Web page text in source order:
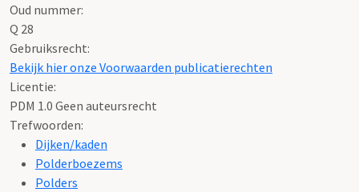
Oud nummer:
Q 28
Gebruiksrecht:
Bekijk hier onze Voorwaarden publicatierechten
Licentie:
PDM 1.0 Geen auteursrecht
Trefwoorden:
Dijken/kaden
Polderboezems
Polders